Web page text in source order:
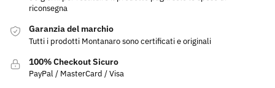
riconsegna
Garanzia del marchio
Tutti i prodotti Montanaro sono certificati e originali
100% Checkout Sicuro
PayPal / MasterCard / Visa